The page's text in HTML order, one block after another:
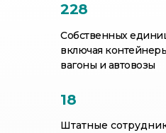
Штатные
18
Собственных
включая
вагоны и автовозы
228